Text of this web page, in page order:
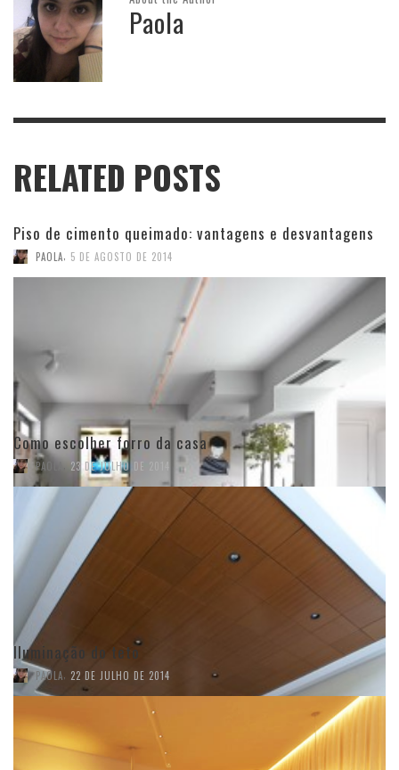
Paola
RELATED POSTS
Piso de cimento queimado: vantagens e desvantagens
PAOLA, 5 DE AGOSTO DE 2014
Como escolher forro da casa
PAOLA , 23 DE JULHO DE 2014
Iluminação do teto
PAOLA 22 DE JULHO DE 2014